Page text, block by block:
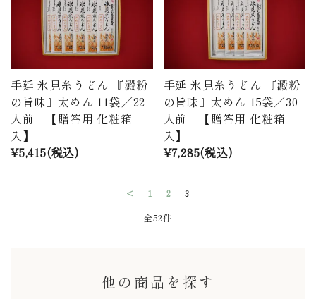
手延 氷見糸うどん 『澱粉
の旨味』太めん 11袋／22
人前 【贈答用 化粧箱
入】
¥5,415(税込)
手延 氷見糸うどん 『澱粉
の旨味』太めん 15袋／30
人前 【贈答用 化粧箱
入】
¥7,285(税込)
< 1 2 3
全52件
他の商品を探す